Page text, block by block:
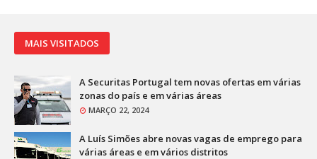
MAIS VISITADOS
A Securitas Portugal tem novas ofertas em várias
zonas do país e em várias áreas
MARÇO 22, 2024
A Luís Simões abre novas vagas de emprego para
várias áreas e em vários distritos